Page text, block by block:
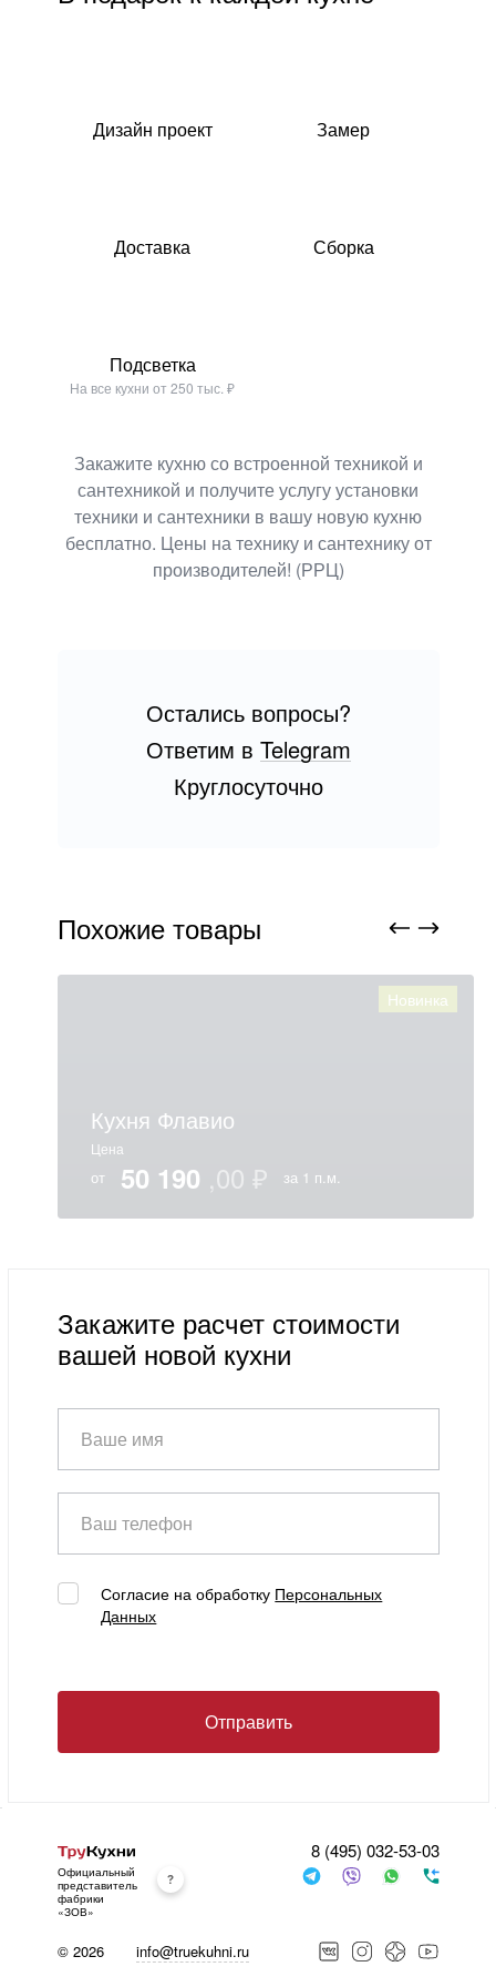
Дизайн проект Замер
Доставка Сборка
Подсветка
На все кухни от 250 тыс. ₽
Закажите кухню со встроенной техникой и
сантехникой и получите услугу установки
техники и сантехники в вашу новую кухню
бесплатно. Цены на технику и сантехнику от
производителей! (РРЦ)
Остались вопросы?
Ответим в Telegram
Круглосуточно
Похожие товары
Новинка
Кухня Флавио
Цена
от 50 190 за 1 п.м.
Закажите расчет стоимости
вашей новой кухни
Ваше имя
Ваш телефон
Согласие на обработку Персональных
Данных
Отправить
Официальный
представитель
фабрики
«ЗОВ»
8 (495) 032-53-03
© 2026 info@truekuhni.ru